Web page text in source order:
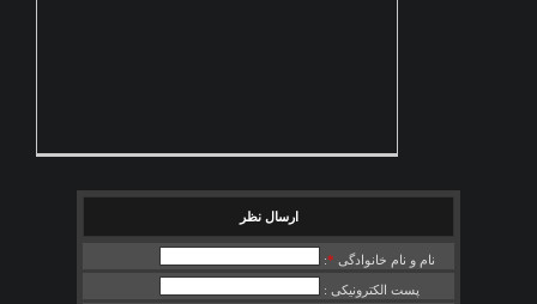
ارسال نظر
نام و نام خانوادگی *
:
پست الکترونیکی :